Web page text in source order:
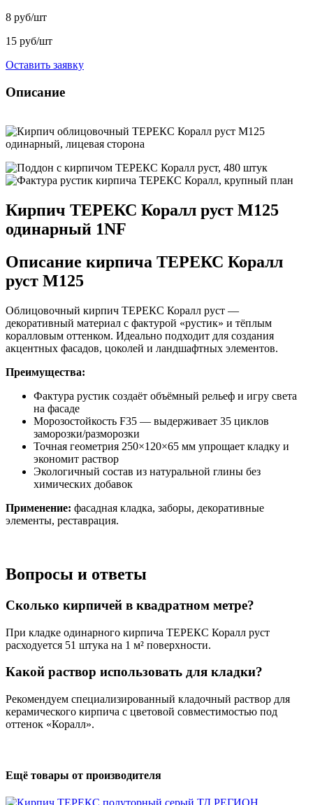
8 руб/шт
15 руб/шт
Оставить заявку
Описание
Кирпич ТЕРЕКС Коралл руст M125
одинарный 1NF
Описание кирпича ТЕРЕКС Коралл
руст M125
Облицовочный кирпич ТЕРЕКС Коралл руст —
декоративный материал с фактурой «рустик» и тёплым
коралловым оттенком. Идеально подходит для создания
акцентных фасадов, цоколей и ландшафтных элементов.
Преимущества:
Фактура рустик создаёт объёмный рельеф и игру света
на фасаде
Морозостойкость F35 — выдерживает 35 циклов
заморозки/разморозки
Точная геометрия 250×120×65 мм упрощает кладку и
экономит раствор
Экологичный состав из натуральной глины без
химических добавок
Применение: фасадная кладка, заборы, декоративные
элементы, реставрация.
Вопросы и ответы
Сколько кирпичей в квадратном метре?
При кладке одинарного кирпича ТЕРЕКС Коралл руст
расходуется 51 штука на 1 м² поверхности.
Какой раствор использовать для кладки?
Рекомендуем специализированный кладочный раствор для
керамического кирпича с цветовой совместимостью под
оттенок «Коралл».
Ещё товары от производителя